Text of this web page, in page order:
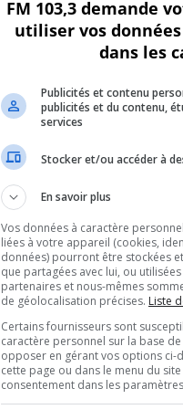
FM 103,3 demande
utiliser vos
dans les
Publicités et contenu
publicités et du contenu,
services
Stocker et/ou accéder à
En savoir plus
Vos données à caractère
liées à votre appareil (cookies,
données) pourront être stockées
que partagées avec lui, ou
partenaires et nous-mêmes
de géolocalisation précises. Liste
Certains fournisseurs sont
caractère personnel sur la base
opposer en gérant vos options ci-
cette page ou dans le menu du
consentement dans les